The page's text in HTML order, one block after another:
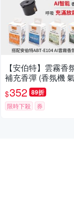
【安伯特】雲霧香
補充香彈 (香氛機
燈)
$352 89折
限時下殺 券